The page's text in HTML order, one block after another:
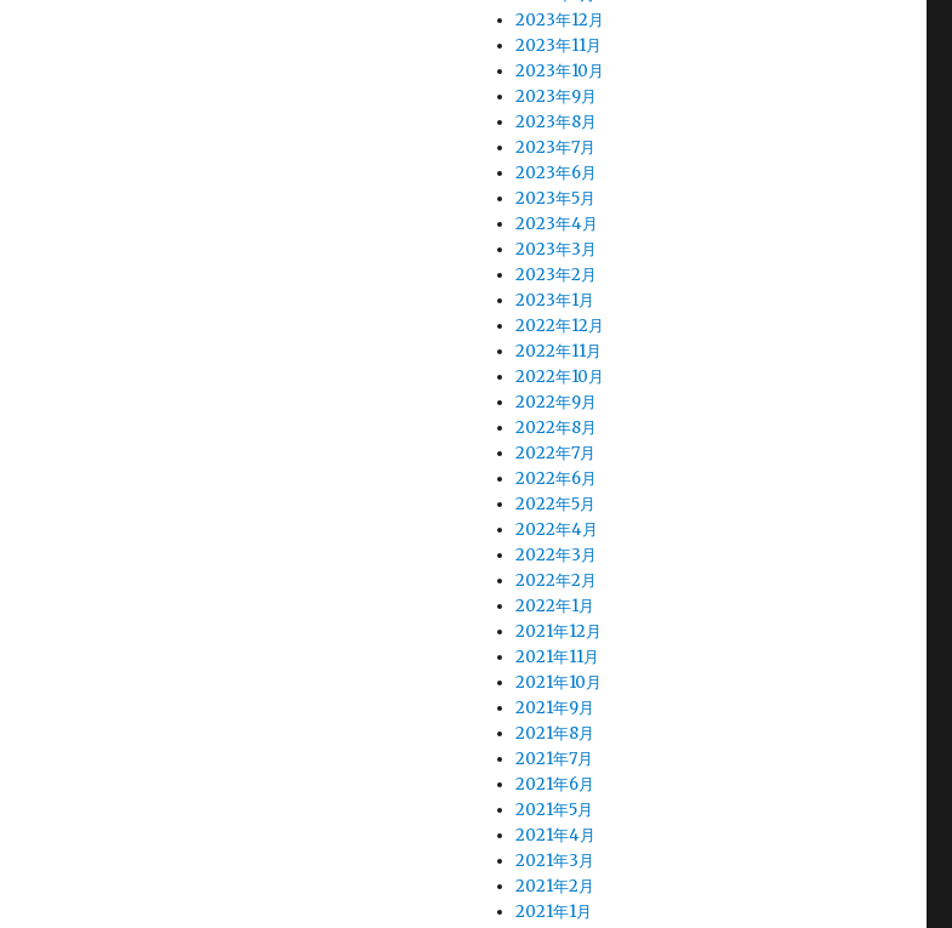
2023年12月
2023年11月
2023年10月
2023年9月
2023年8月
2023年7月
2023年6月
2023年5月
2023年4月
2023年3月
2023年2月
2023年1月
2022年12月
2022年11月
2022年10月
2022年9月
2022年8月
2022年7月
2022年6月
2022年5月
2022年4月
2022年3月
2022年2月
2022年1月
2021年12月
2021年11月
2021年10月
2021年9月
2021年8月
2021年7月
2021年6月
2021年5月
2021年4月
2021年3月
2021年2月
2021年1月